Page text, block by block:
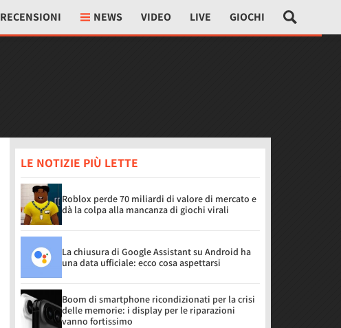
RECENSIONI NEWS VIDEO LIVE GIOCHI
LE NOTIZIE PIÙ LETTE
Roblox perde 70 miliardi di valore di mercato e
dà la colpa alla mancanza di giochi virali
La chiusura di Google Assistant su Android ha
una data ufficiale: ecco cosa aspettarsi
Boom di smartphone ricondizionati per la crisi
delle memorie: i display per le riparazioni
vanno fortissimo